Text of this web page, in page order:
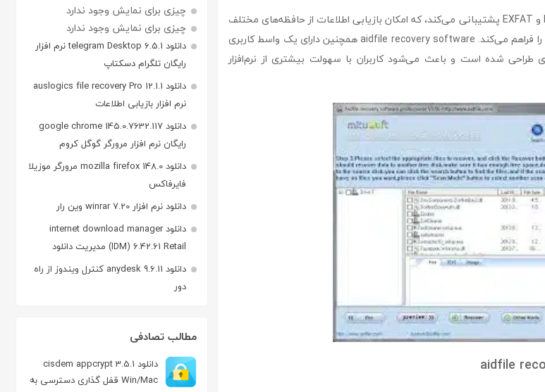
این نرم‌افزار از سیستم‌فایل‌های FAT، NTFS و EXFAT پشتیبانی می‌کند، که امکان بازیابی اطلاعات از حافظه‌های مختلف
که با این سیستم‌فایل‌ها پیکربندی شده‌اند را فراهم می‌کند. aidfile recovery software همچنین دارای یک واسط کاربری
شده است و باعث می‌شود کاربران با سهولت بیشتری از نرم‌افزار
چیزی برای نمایش وجود ندارد
چیزی برای نمایش وجود ندارد
دانلود telegram Desktop 6.5.1 نرم افزار
رایگان تلگرام دسکتاپ
دانلود auslogics file recovery Pro 12.1.1
نرم افزار بازیابی اطلاعات
دانلود google chrome 145.0.7632.117
رایگان نرم افزار مرورگر گوگل کروم
دانلود mozilla firefox 148.0 مرورگر موزیلا
فایرفاکس
دانلود نرم افزار winrar 7.20 وین رار
دانلود internet download manager
(IDM) 6.42.61 Retail مدیریت دانلود
دانلود anydesk 9.6.11 کنترل ویندوز از راه
دور
مطالب تصادفی
دانلود cisdem appcrypt 3.5.1
Win/Mac قفل گذاری دسترسی به